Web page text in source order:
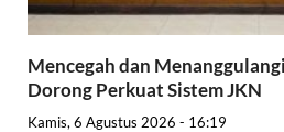
Mencegah dan
Dorong Perkuat Sistem JKN
Kamis, 6 Agustus 2026 - 16:19